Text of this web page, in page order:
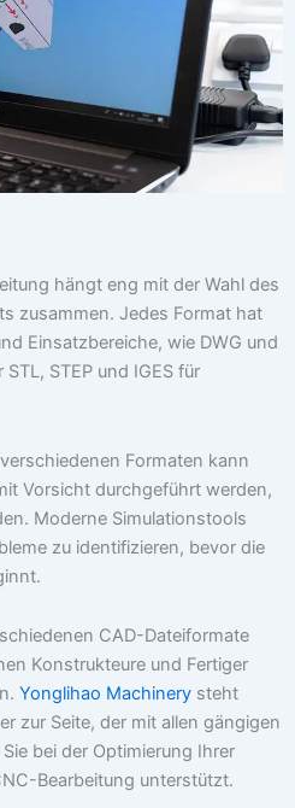
hängt eng mit der Wahl des
zusammen. Jedes Format hat
Einsatzbereiche, wie DWG und
STEP und IGES für
Formaten kann
Vorsicht durchgeführt werden,
Moderne Simulationstools
zu identifizieren, bevor die
CAD-Dateiformate
Konstrukteure und Fertiger
Yonglihao Machinery steht
zur Seite, der mit allen gängigen
bei der Optimierung Ihrer
Bearbeitung unterstützt.